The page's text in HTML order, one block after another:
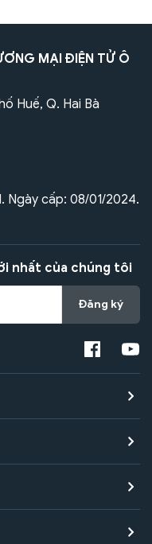
MẠI ĐIỆN TỬ Ô
Huế, Q. Hai Bà
Ngày cấp: 08/01/2024.
nhất của chúng tôi
Đăng ký